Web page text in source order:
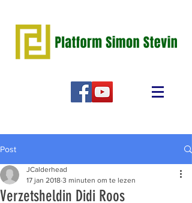
Post
Verzetsheldin Didi Roos
JCalderhead
17 jan 2018 3 minuten om te lezen